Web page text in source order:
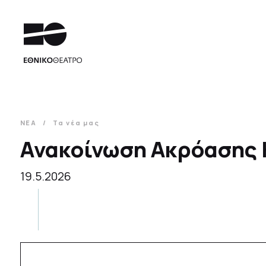
ΝΕΑ Τα νέα μας
Ανακοίνωση
19.5.2026